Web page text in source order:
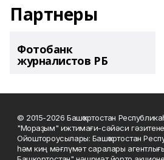
Партнеры
Фотобанк
журналистов РБ
© 2015-2026 Башҡортостан
"Мораҙым" ижтимағи-сәйәси
Ойоштороусылары: Башҡортостан
һәм киң мәғлүмәт саралары